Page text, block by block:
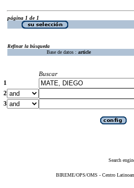
página 1 de 1
Refinar la búsqueda
Base de datos : article
Buscar
1
2
3
Search
BIREME/OPS/OMS - Centro